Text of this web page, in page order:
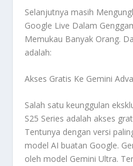
Selanjutnya masih
Google Live Dalam
Memukau Banyak Orang.
adalah:
Akses Gratis Ke Gemini
Salah satu keunggulan
S25 Series adalah akses
Tentunya dengan versi
model AI buatan Google.
oleh model Gemini Ultra.